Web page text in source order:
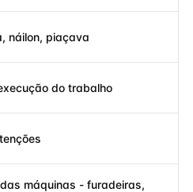
náilon, piaçava
do trabalho
máquinas - furadeiras,